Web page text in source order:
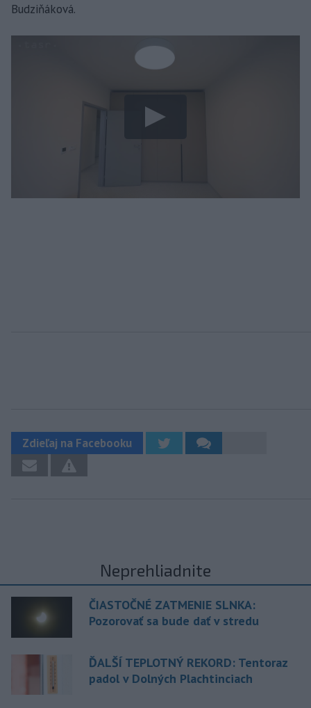
Budziňáková.
Zdieľaj na Facebooku
Neprehliadnite
ČIASTOČNÉ ZATMENIE SLNKA:
Pozorovať sa bude dať v stredu
ĎALŠÍ TEPLOTNÝ REKORD: Tentoraz
padol v Dolných Plachtinciach